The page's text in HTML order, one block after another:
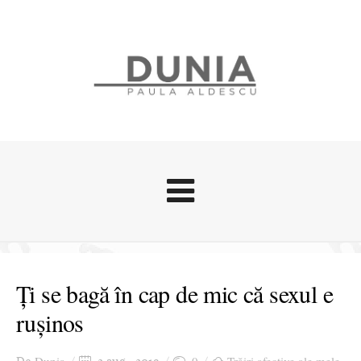
Stari afective
Zice Dunia
Cursuri povestite
Ți se bagă în cap de mic că sexul e
rușinos